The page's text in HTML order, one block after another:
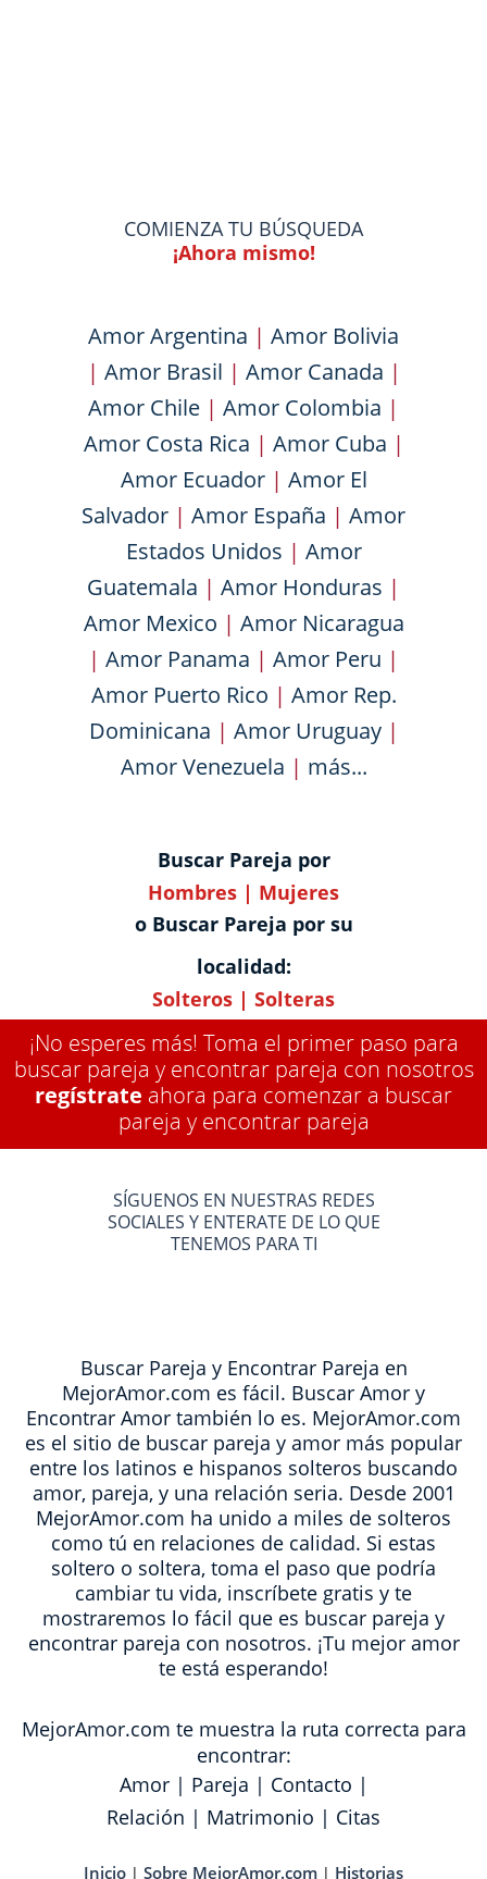
COMIENZA TU BÚSQUEDA
¡Ahora mismo!
Amor Argentina | Amor Bolivia
| Amor Brasil | Amor Canada |
Amor Chile | Amor Colombia |
Amor Costa Rica | Amor Cuba |
Amor Ecuador| Amor El
Salvador | Amor España | Amor
Estados Unidos | Amor
Guatemala | Amor Honduras |
Amor Mexico | Amor Nicaragua
| Amor Panama | Amor Peru |
Amor Puerto Rico | Amor Rep.
Dominicana | Amor Uruguay|
Amor Venezuela | más...
Buscar Pareja por
Hombres | Mujeres
o Buscar Pareja por su
localidad:
Solteros | Solteras
¡No esperes más! Toma el primer paso para
buscar pareja y encontrar pareja con nosotros
regístrate ahora para comenzar a buscar
pareja y encontrar pareja
SÍGUENOS EN NUESTRAS REDES
SOCIALES Y ENTERATE DE LO QUE
TENEMOS PARA TI
Buscar Pareja y Encontrar Pareja en
MejorAmor.com es fácil. Buscar Amor y
Encontrar Amor también lo es. MejorAmor.com
es el sitio de buscar pareja y amor más popular
entre los latinos e hispanos solteros buscando
amor, pareja, y una relación seria. Desde 2001
MejorAmor.com ha unido a miles de solteros
como tú en relaciones de calidad. Si estas
soltero o soltera, toma el paso que podría
cambiar tu vida, inscríbete gratis y te
mostraremos lo fácil que es buscar pareja y
encontrar pareja con nosotros. ¡Tu mejor amor
te está esperando!
MejorAmor.com te muestra la ruta correcta para
encontrar:
Amor| Pareja | Contacto |
Relación | Matrimonio | Citas
Inicio | Sobre MejorAmor.com | Historias